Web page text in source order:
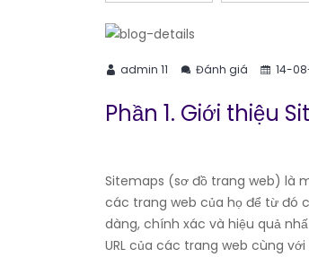
admin 11 Đánh giá 14-
Phần 1. Giới thiệu
Sitemaps (sơ đồ trang web) là
các trang web của họ để từ đó
dàng, chính xác và hiệu quả
URL của các trang web cùng